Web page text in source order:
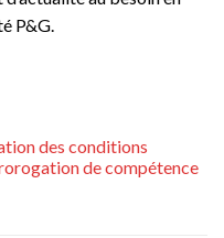
P&G.
des conditions
de compétence